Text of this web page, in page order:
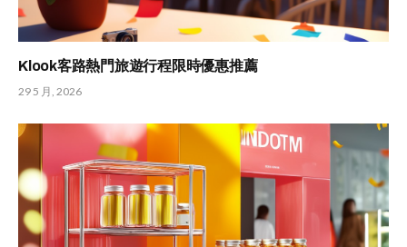
Klook客路熱門旅遊行程限時優惠推薦
29 5 月, 2026